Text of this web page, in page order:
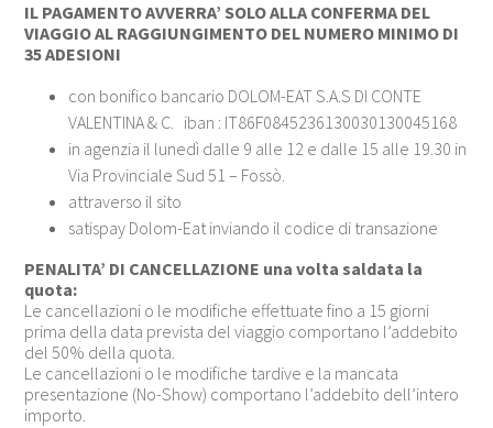
IL PAGAMENTO AVVERRA’ SOLO ALLA CONFERMA DEL
VIAGGIO AL RAGGIUNGIMENTO DEL NUMERO MINIMO DI
35 ADESIONI
con bonifico bancario DOLOM-EAT S.A.S DI CONTE
VALENTINA & C. iban : IT86F0845236130030130045168
in agenzia il lunedì dalle 9 alle 12 e dalle 15 alle 19.30 in
Via Provinciale Sud 51 – Fossò.
attraverso il sito
satispay Dolom-Eat inviando il codice di transazione
PENALITA’ DI CANCELLAZIONE una volta saldata la
quota:
Le cancellazioni o le modifiche effettuate fino a 15 giorni
prima della data prevista del viaggio comportano l’addebito
del 50% della quota.
Le cancellazioni o le modifiche tardive e la mancata
presentazione (No-Show) comportano l’addebito dell’intero
importo.